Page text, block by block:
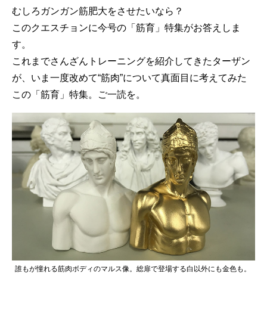
むしろガンガン筋肥大をさせたいなら？
このクエスチョンに今号の「筋育」特集がお答えしま
す。
これまでさんざんトレーニングを紹介してきたターザン
が、いま一度改めて“筋肉”について真面目に考えてみた
この「筋育」特集。ご一読を。
誰もが憧れる筋肉ボディのマルス像。総扉で登場する白以外にも金色も。